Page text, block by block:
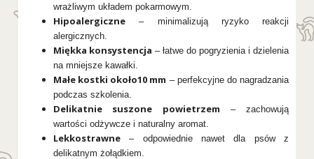
wrażliwym układem pokarmowym.
Hipoalergiczne – minimalizują ryzyko reakcji
alergicznych.
Miękka konsystencja – łatwe do pogryzienia i dzielenia
na mniejsze kawałki.
Małe kostki około10 mm – perfekcyjne do nagradzania
podczas szkolenia.
Delikatnie suszone powietrzem – zachowują
wartości odżywcze i naturalny aromat.
Lekkostrawne – odpowiednie nawet dla psów z
delikatnym żołądkiem.